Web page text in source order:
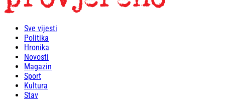
Sve vijesti
Politika
Hronika
Novosti
Magazin
Sport
Kultura
Stav